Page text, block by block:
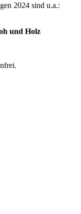
2024 sind u.a.:
und Holz